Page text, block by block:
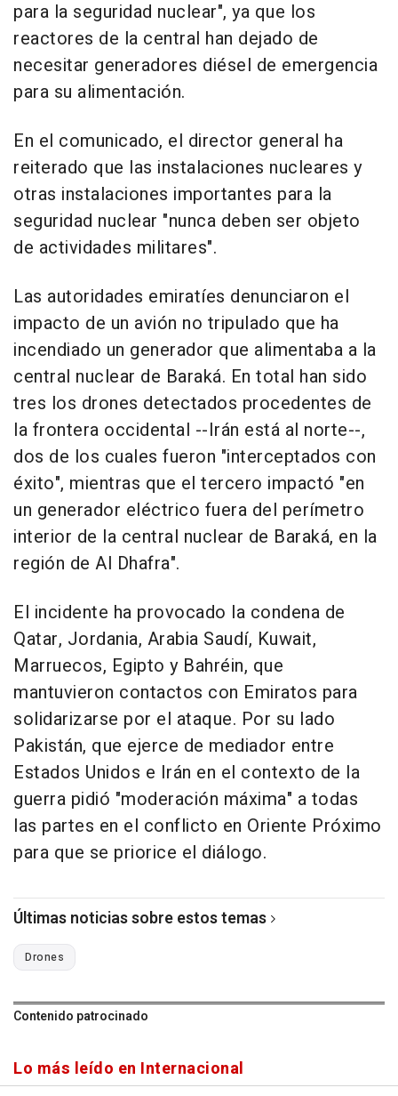
para la seguridad nuclear", ya que los
reactores de la central han dejado de
necesitar generadores diésel de emergencia
para su alimentación.
En el comunicado, el director general ha
reiterado que las instalaciones nucleares y
otras instalaciones importantes para la
seguridad nuclear "nunca deben ser objeto
de actividades militares".
Las autoridades emiratíes denunciaron el
impacto de un avión no tripulado que ha
incendiado un generador que alimentaba a la
central nuclear de Baraká. En total han sido
tres los drones detectados procedentes de
la frontera occidental --Irán está al norte--,
dos de los cuales fueron "interceptados con
éxito", mientras que el tercero impactó "en
un generador eléctrico fuera del perímetro
interior de la central nuclear de Baraká, en la
región de Al Dhafra".
El incidente ha provocado la condena de
Qatar, Jordania, Arabia Saudí, Kuwait,
Marruecos, Egipto y Bahréin, que
mantuvieron contactos con Emiratos para
solidarizarse por el ataque. Por su lado
Pakistán, que ejerce de mediador entre
Estados Unidos e Irán en el contexto de la
guerra pidió "moderación máxima" a todas
las partes en el conflicto en Oriente Próximo
para que se priorice el diálogo.
Últimas noticias sobre estos temas
Drones
Contenido patrocinado
Lo más leído en Internacional